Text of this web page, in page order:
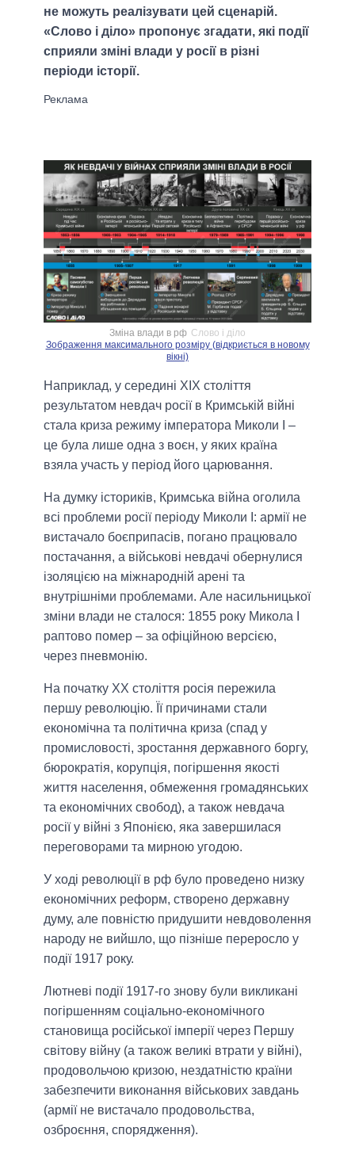
не можуть реалізувати цей сценарій.
«Слово і діло» пропонує згадати, які події
сприяли зміні влади у росії в різні
періоди історії.
Зміна влади в рф Слово і діло
Зображення максимального розміру (відкриється в новому
вікні)
Наприклад, у середині XIX століття
результатом невдач росії в Кримській війні
стала криза режиму імператора Миколи I –
це була лише одна з воєн, у яких країна
взяла участь у період його царювання.
На думку істориків, Кримська війна оголила
всі проблеми росії періоду Миколи I: армії не
вистачало боєприпасів, погано працювало
постачання, а військові невдачі обернулися
ізоляцією на міжнародній арені та
внутрішніми проблемами. Але насильницької
зміни влади не сталося: 1855 року Микола I
раптово помер – за офіційною версією,
через пневмонію.
На початку ХХ століття росія пережила
першу революцію. Її причинами стали
економічна та політична криза (спад у
промисловості, зростання державного боргу,
бюрократія, корупція, погіршення якості
життя населення, обмеження громадянських
та економічних свобод), а також невдача
росії у війні з Японією, яка завершилася
переговорами та мирною угодою.
У ході революції в рф було проведено низку
економічних реформ, створено державну
думу, але повністю придушити невдоволення
народу не вийшло, що пізніше переросло у
події 1917 року.
Лютневі події 1917-го знову були викликані
погіршенням соціально-економічного
становища російської імперії через Першу
світову війну (а також великі втрати у війні),
продовольчою кризою, нездатністю країни
забезпечити виконання військових завдань
(армії не вистачало продовольства,
озброєння, спорядження).